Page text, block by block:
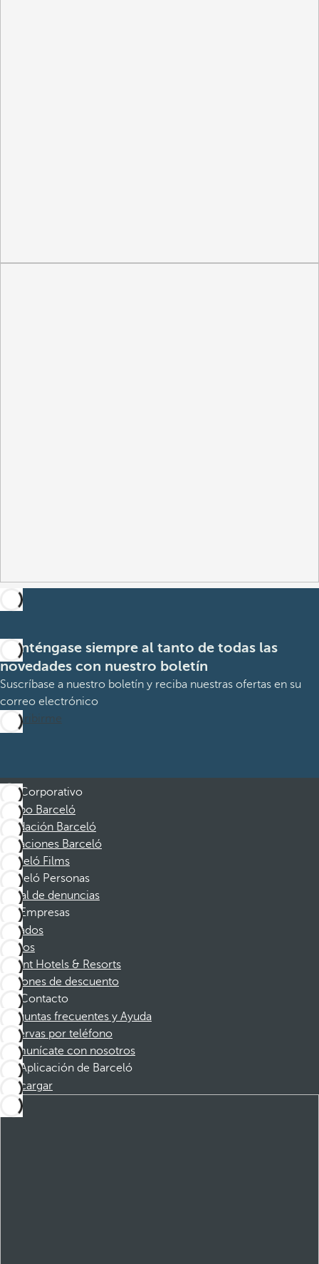
Manténgase siempre al tanto de todas las
novedades con nuestro boletín
Suscríbase a nuestro boletín y reciba nuestras ofertas en su
correo electrónico
Suscribirme
Corporativo
Grupo Barceló
Fundación Barceló
Vacaciones Barceló
Barceló Films
Barceló Personas
Canal de denuncias
Empresas
Afiliados
Socios
Dorint Hotels & Resorts
Cupones de descuento
Contacto
Preguntas frecuentes y Ayuda
Reservas por teléfono
Comunícate con nosotros
Aplicación de Barceló
Descargar